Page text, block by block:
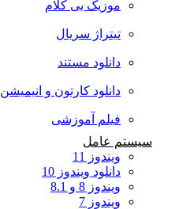
موزیک بی کلام
تیتراژ سریال
دانلود مستند
دانلود کارتون و انیمیشن
فیلم آموزشی
سیستم عامل
ویندوز 11
دانلود ویندوز 10
ویندوز 8 و 8.1
ویندوز 7